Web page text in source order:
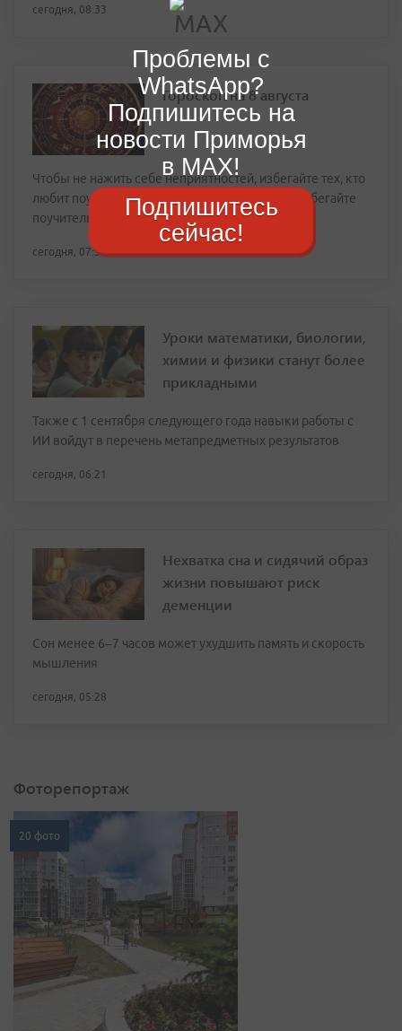
сегодня, 08:33
Гороскоп на 8 августа
Чтобы не нажить себе неприятностей, избегайте тех, кто
любит поучать и руководить, а заодно и сами избегайте
поучительных ноток в своем голосе
сегодня, 07:32
Уроки математики, биологии,
химии и физики станут более
прикладными
Также с 1 сентября следующего года навыки работы с
ИИ войдут в перечень метапредметных результатов
сегодня, 06:21
Нехватка сна и сидячий образ
жизни повышают риск
деменции
Сон менее 6–7 часов может ухудшить память и скорость
мышления
сегодня, 05:28
Фоторепортаж
20 фото
Проблемы с
WhatsApp?
Подпишитесь на
новости Приморья
в MAX!
Подпишитесь
сейчас!